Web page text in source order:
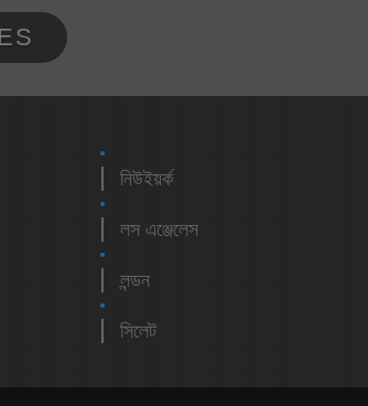
নিউইয়র্ক
লস এঞ্জেলেস
লন্ডন
সিলেট